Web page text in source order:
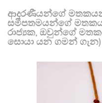
ආදරණීයන්ගේ
සමීපතමයන්ගේ
රාජ්‍යක, ඔවුන්ගේ
සොයා යන ගමන් ගැන)